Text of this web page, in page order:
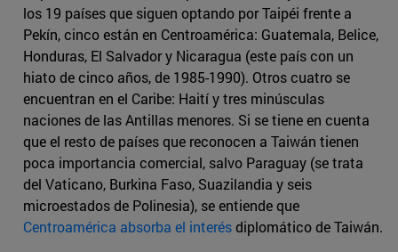
los 19 países que siguen optando por Taipéi frente a
Pekín, cinco están en Centroamérica: Guatemala, Belice,
Honduras, El Salvador y Nicaragua (este país con un
hiato de cinco años, de 1985-1990). Otros cuatro se
encuentran en el Caribe: Haití y tres minúsculas
naciones de las Antillas menores. Si se tiene en cuenta
que el resto de países que reconocen a Taiwán tienen
poca importancia comercial, salvo Paraguay (se trata
del Vaticano, Burkina Faso, Suazilandia y seis
microestados de Polinesia), se entiende que
Centroamérica absorba el interésdiplomático de Taiwán.